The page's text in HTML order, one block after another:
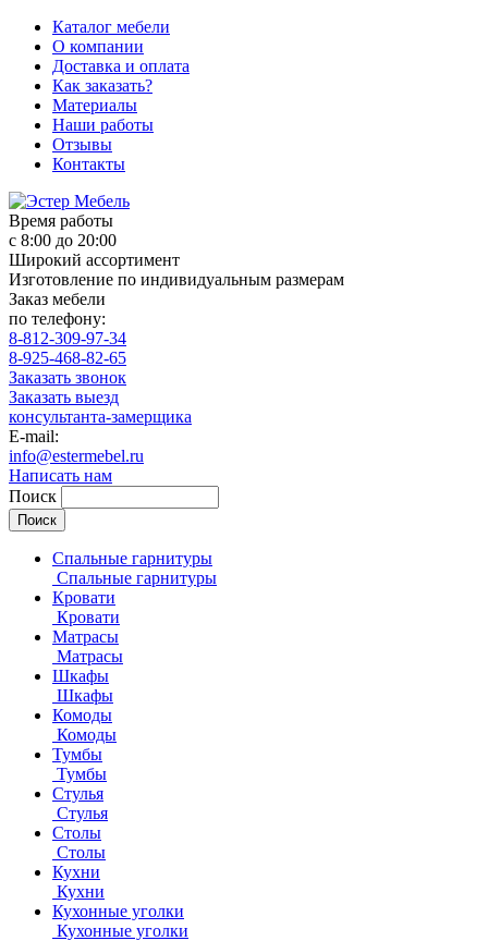
Каталог мебели
О компании
Доставка и оплата
Как заказать?
Материалы
Наши работы
Отзывы
Контакты
Время работы
с 8:00 до 20:00
Широкий ассортимент
Изготовление по индивидуальным размерам
Заказ мебели
по телефону:
8-812-309-97-34
8-925-468-82-65
Заказать звонок
Заказать выезд
консультанта-замерщика
E-mail:
info@estermebel.ru
Написать нам
Поиск
Спальные гарнитуры
Спальные гарнитуры
Кровати
Кровати
Матрасы
Матрасы
Шкафы
Шкафы
Комоды
Комоды
Тумбы
Тумбы
Стулья
Стулья
Столы
Столы
Кухни
Кухни
Кухонные уголки
Кухонные уголки